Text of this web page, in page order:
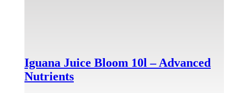
Iguana Juice Bloom 10l – Advanced
Nutrients